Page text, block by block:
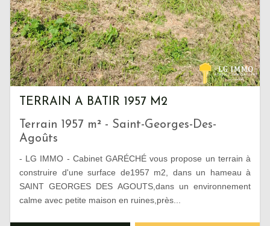
TERRAIN A BATIR 1957 M2
Terrain 1957 m² - Saint-Georges-Des-
Agoûts
- LG IMMO - Cabinet GARÉCHÉ vous propose un terrain à
construire d'une surface de1957 m2, dans un hameau à
SAINT GEORGES DES AGOUTS,dans un environnement
calme avec petite maison en ruines,près...